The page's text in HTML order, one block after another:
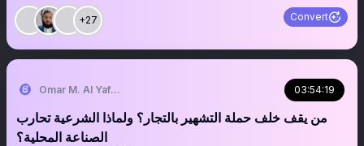
+27 Convert
Omar M. Al Yafeai 03:54:19
من يقف خلف حملة التشهير بالتجار؟ ولماذا الشرعية تحارب
الصناعة المحلية؟